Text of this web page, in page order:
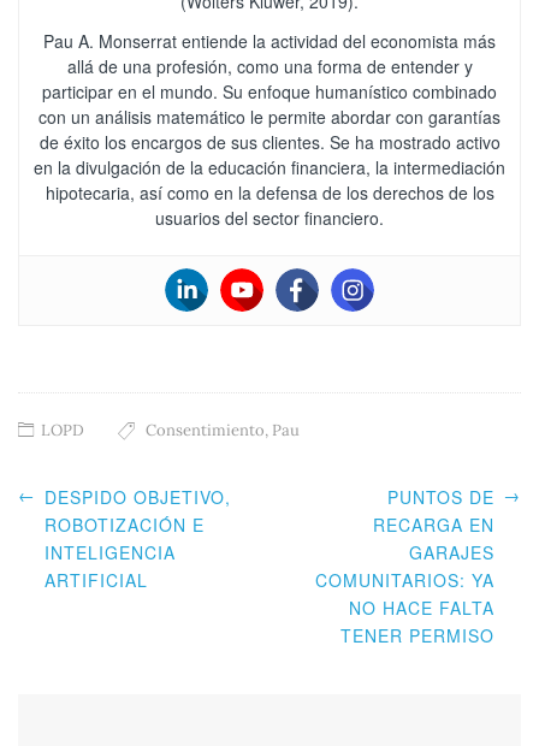
Pau A. Monserrat entiende la actividad del economista más
allá de una profesión, como una forma de entender y
participar en el mundo. Su enfoque humanístico combinado
con un análisis matemático le permite abordar con garantías
de éxito los encargos de sus clientes. Se ha mostrado activo
en la divulgación de la educación financiera, la intermediación
hipotecaria, así como en la defensa de los derechos de los
usuarios del sector financiero.
LOPD Consentimiento, Pau
← DESPIDO OBJETIVO,
ROBOTIZACIÓN E
INTELIGENCIA
ARTIFICIAL
PUNTOS DE
RECARGA EN
GARAJES
COMUNITARIOS: YA
NO HACE FALTA
TENER PERMISO
→